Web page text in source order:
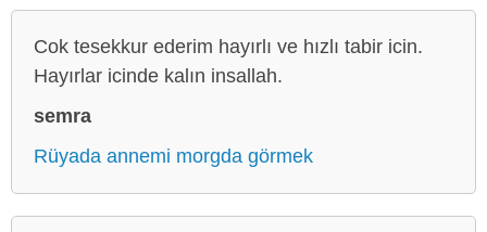
Cok tesekkur ederim hayırlı ve hızlı tabir icin.
Hayırlar icinde kalın insallah.
semra
Rüyada annemi morgda görmek